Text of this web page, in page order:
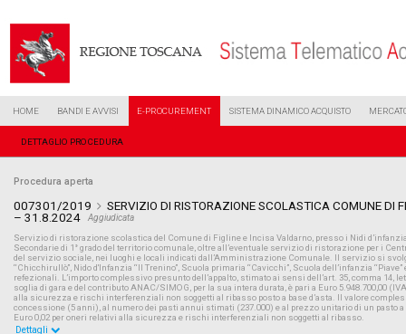
HOME BANDI E AVVISI E-PROCUREMENT SISTEMA DINAMICO ACQUISTO
DETTAGLIO PROCEDURA
Procedura aperta
007301/2019
SERVIZIO DI RISTORAZIONE SCOLASTICA COMUNE DI
– 31.8.2024
Aggiudicata
Servizio di ristorazione scolastica del Comune di Figline e Incisa Valdarno, presso i Nidi
Secondarie di 1° grado del territorio comunale, oltre all’eventuale servizio di ristorazione per i
del servizio sociale, nei luoghi e locali indicati dall’Amministrazione Comunale. Il servizio si
“Chicchirullò”, Nido d'Infanzia “Il Trenino”, Scuola primaria “Cavicchi”, Scuola dell’infanzia
refezionali. L’importo complessivo presunto dell’appalto, stimato ai sensi dell’art. 35, comma 14,
soglia di gara e del contributo ANAC/SIMOG, per la sua intera durata, è pari a Euro 5.948.700,00
alla sicurezza e rischi interferenziali non soggetti al ribasso posto a base d’asta. Il valore
concessione (5 anni), al numero dei pasti annui stimati (237.000) e al prezzo unitario di un pasto a
Euro 0,02 per oneri relativi alla sicurezza e rischi interferenziali non soggetti al ribasso.
Dettagli